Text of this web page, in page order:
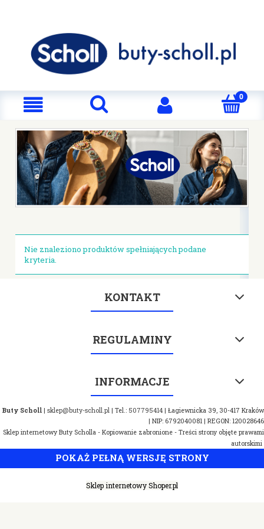
Nie znaleziono produktów spełniających podane
kryteria.
KONTAKT
REGULAMINY
INFORMACJE
Buty Scholl | sklep@buty-scholl.pl | Tel.: 507795414 | Łagiewnicka 39, 30-417 Kraków
| NIP: 6792040081 | REGON: 120028646
Sklep internetowy Buty Scholla - Kopiowanie zabronione - Treści strony objęte prawami
autorskimi
POKAŻ PEŁNĄ WERSJĘ STRONY
Sklep internetowy Shoper.pl